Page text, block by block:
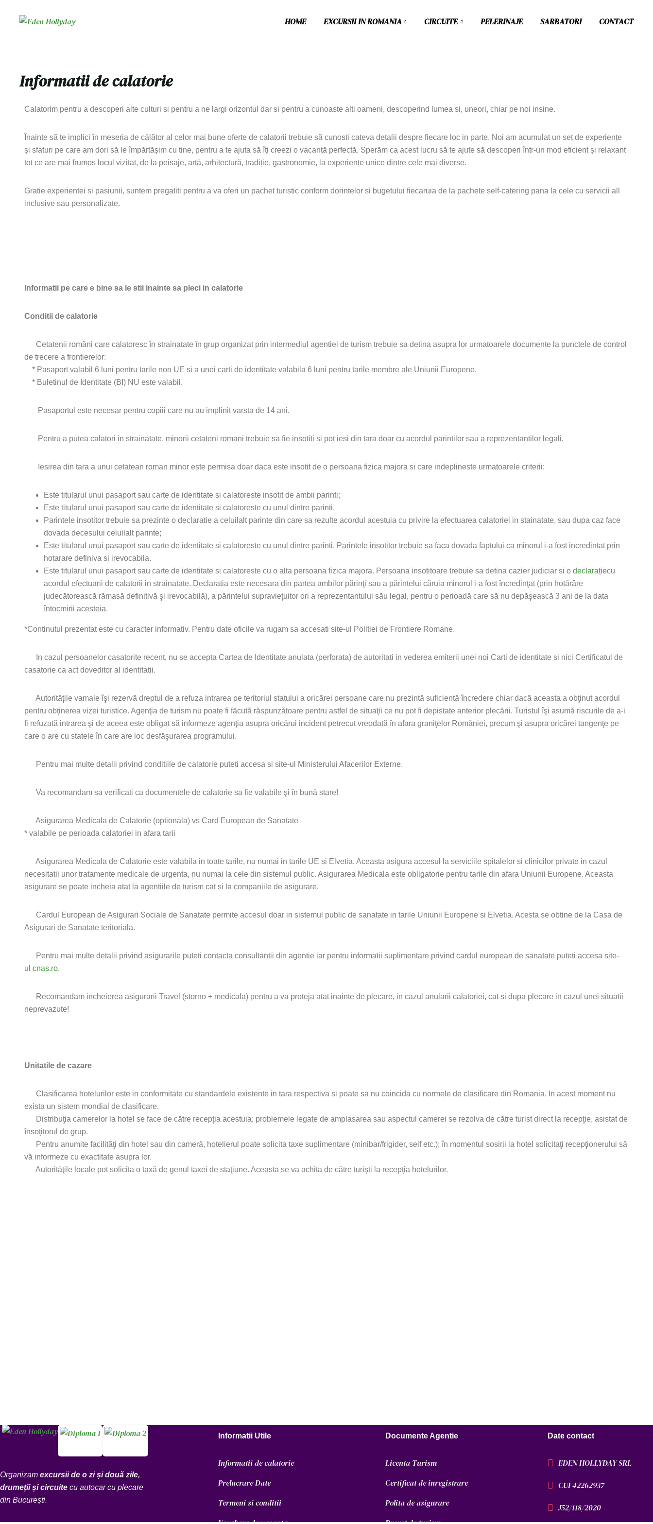
HOME EXCURSII IN ROMANIA CIRCUITE PELERINAJE SARBATORI CONTACT
Informatii de calatorie
Calatorim pentru a descoperi alte culturi si pentru a ne largi orizontul dar si pentru a cunoaste alti oameni, descoperind lumea si, uneori, chiar pe noi insine.
Înainte să te implici în meseria de călător al celor mai bune oferte de calatorii trebuie să cunosti cateva detalii despre fiecare loc in parte. Noi am acumulat un set de experiențe
și sfaturi pe care am dori să le împărtășim cu tine, pentru a te ajuta să îți creezi o vacanță perfectă. Sperăm ca acest lucru să te ajute să descoperi într-un mod eficient și relaxant
tot ce are mai frumos locul vizitat, de la peisaje, artă, arhitectură, tradiție, gastronomie, la experiențe unice dintre cele mai diverse.
Gratie experientei si pasiunii, suntem pregatiti pentru a va oferi un pachet turistic conform dorintelor si bugetului fiecaruia de la pachete self-catering pana la cele cu servicii all
inclusive sau personalizate.
Informatii pe care e bine sa le stii inainte sa pleci in calatorie
Conditii de calatorie
Cetatenii români care calatoresc în strainatate în grup organizat prin intermediul agentiei de turism trebuie sa detina asupra lor urmatoarele documente la punctele de control
de trecere a frontierelor:
* Pasaport valabil 6 luni pentru tarile non UE si a unei carti de identitate valabila 6 luni pentru tarile membre ale Uniunii Europene.
* Buletinul de Identitate (BI) NU este valabil.
Pasaportul este necesar pentru copiii care nu au implinit varsta de 14 ani.
Pentru a putea calatori in strainatate, minorii cetateni romani trebuie sa fie insotiti si pot iesi din tara doar cu acordul parintilor sau a reprezentantilor legali.
Iesirea din tara a unui cetatean roman minor este permisa doar daca este insotit de o persoana fizica majora si care indeplineste urmatoarele criterii:
Este titularul unui pasaport sau carte de identitate si calatoreste insotit de ambii parinti;
Este titularul unui pasaport sau carte de identitate si calatoreste cu unul dintre parinti.
Parintele insotitor trebuie sa prezinte o declaratie a celuilalt parinte din care sa rezulte acordul acestuia cu privire la efectuarea calatoriei in stainatate, sau dupa caz face
dovada decesului celuilalt parinte;
Este titularul unui pasaport sau carte de identitate si calatoreste cu unul dintre parinti. Parintele insotitor trebuie sa faca dovada faptului ca minorul i-a fost incredintat prin
hotarare definiva si irevocabila.
Este titularul unui pasaport sau carte de identitate si calatoreste cu o alta persoana fizica majora. Persoana insotitoare trebuie sa detina cazier judiciar si o declarațiecu
acordul efectuarii de calatorii in strainatate. Declaratia este necesara din partea ambilor părinţi sau a părintelui căruia minorul i-a fost încredinţat (prin hotărâre
judecătorească rămasă definitivă şi irevocabilă), a părintelui supravieţuitor ori a reprezentantului său legal, pentru o perioadă care să nu depăşească 3 ani de la data
întocmirii acesteia.
*Continutul prezentat este cu caracter informativ. Pentru date oficile va rugam sa accesati site-ul Politiei de Frontiere Romane.
In cazul persoanelor casatorite recent, nu se accepta Cartea de Identitate anulata (perforata) de autoritati in vederea emiterii unei noi Carti de identitate si nici Certificatul de
casatorie ca act doveditor al identitatii.
Autorităţile vamale îşi rezervă dreptul de a refuza intrarea pe teritoriul statului a oricărei persoane care nu prezintă suficientă încredere chiar dacă aceasta a obţinut acordul
pentru obţinerea vizei turistice. Agenţia de turism nu poate fi făcută răspunzătoare pentru astfel de situaţii ce nu pot fi depistate anterior plecării. Turistul îşi asumă riscurile de a-i
fi refuzată intrarea şi de aceea este obligat să informeze agenţia asupra oricărui incident petrecut vreodată în afara graniţelor României, precum şi asupra oricărei tangenţe pe
care o are cu statele în care are loc desfăşurarea programului.
Pentru mai multe detalii privind conditiile de calatorie puteti accesa si site-ul Ministerului Afacerilor Externe.
Va recomandam sa verificati ca documentele de calatorie sa fie valabile şi în bună stare!
Asigurarea Medicala de Calatorie (optionala) vs Card European de Sanatate
* valabile pe perioada calatoriei in afara tarii
Asigurarea Medicala de Calatorie este valabila in toate tarile, nu numai in tarile UE si Elvetia. Aceasta asigura accesul la serviciile spitalelor si clinicilor private in cazul
necesitatii unor tratamente medicale de urgenta, nu numai la cele din sistemul public. Asigurarea Medicala este obligatorie pentru tarile din afara Uniunii Europene. Aceasta
asigurare se poate incheia atat la agentiile de turism cat si la companiile de asigurare.
Cardul European de Asigurari Sociale de Sanatate permite accesul doar in sistemul public de sanatate in tarile Uniunii Europene si Elvetia. Acesta se obtine de la Casa de
Asigurari de Sanatate teritoriala.
Pentru mai multe detalii privind asigurarile puteti contacta consultantii din agentie iar pentru informatii suplimentare privind cardul european de sanatate puteti accesa site-
ul cnas.ro.
Recomandam incheierea asigurarii Travel (storno + medicala) pentru a va proteja atat inainte de plecare, in cazul anularii calatoriei, cat si dupa plecare in cazul unei situatii
neprevazute!
Unitatile de cazare
Clasificarea hotelurilor este in conformitate cu standardele existente in tara respectiva si poate sa nu coincida cu normele de clasificare din Romania. In acest moment nu
exista un sistem mondial de clasificare.
Distribuţia camerelor la hotel se face de către recepţia acestuia; problemele legate de amplasarea sau aspectul camerei se rezolva de către turist direct la recepţie, asistat de
însoţitorul de grup.
Pentru anumite facilităţi din hotel sau din cameră, hotelierul poate solicita taxe suplimentare (minibar/frigider, seif etc.); în momentul sosirii la hotel solicitaţi recepţionerului să
vă informeze cu exactitate asupra lor.
Autorităţile locale pot solicita o taxă de genul taxei de staţiune. Aceasta se va achita de către turişti la recepţia hotelurilor.
Organizam excursii de o zi și două zile,
drumeții și circuite cu autocar cu plecare
din București.
Informatii Utile
Informatii de calatorie
Prelucrare Date
Termeni si conditii
Documente Agentie
Licenta Turism
Certificat de inregistrare
Polita de asigurare
Date contact
EDEN HOLLYDAY SRL
CUI 42262937
J52/118/2020